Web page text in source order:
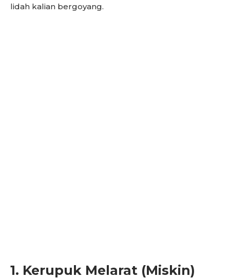
lidah kalian bergoyang.
1. Kerupuk Melarat (Miskin)